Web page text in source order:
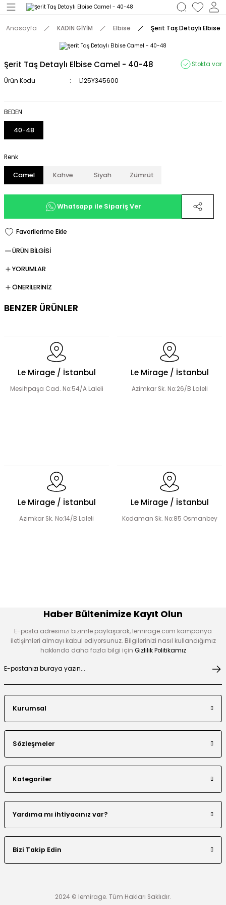
Anasayfa KADIN GİYİM Elbise Şerit Taş Detaylı
Şerit Taş Detaylı Elbise Camel - 40-48 Stokta var
Ürün Kodu L125Y345600
BEDEN
40-48
Renk
Camel Kahve Siyah Zümrüt
Whatsapp ile Sipariş Ver
ÜRÜN BİLGİSİ
YORUMLAR
ÖNERİLERİNİZ
BENZER ÜRÜNLER
V Kuplu Taş Detay Elbise
Le Mirage / İstanbul
Mesihpaşa Cad. No:54/A Laleli
Le Mirage / İstanbul
Azimkar Sk. No:26/B Laleli
Le Mirage / İstanbul
Azimkar Sk. No:14/B Laleli
Le Mirage / İstanbul
Kodaman Sk. No:85 Osmanbey
Haber Bültenimize Kayıt Olun
E-posta adresinizi bizimle paylaşarak, lemirage.com kampanya
iletişimleri almayı kabul ediyorsunuz. Bilgilerinizi nasıl kullandığımız
hakkında daha fazla bilgi için Gizlilik Politikamız
Kurumsal
Sözleşmeler
Kategoriler
Yardıma mı ihtiyacınız var?
Bizi Takip Edin
2024 © lemirage. Tüm Hakları Saklıdır.